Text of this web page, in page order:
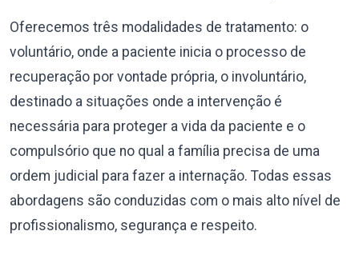
Oferecemos três modalidades de tratamento: o
voluntário, onde a paciente inicia o processo de
recuperação por vontade própria, o involuntário,
destinado a situações onde a intervenção é
necessária para proteger a vida da paciente e o
compulsório que no qual a família precisa de uma
ordem judicial para fazer a internação. Todas essas
abordagens são conduzidas com o mais alto nível de
profissionalismo, segurança e respeito.